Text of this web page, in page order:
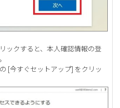
ックすると、本人確認情報の登
[今すぐセットアップ] をクリッ